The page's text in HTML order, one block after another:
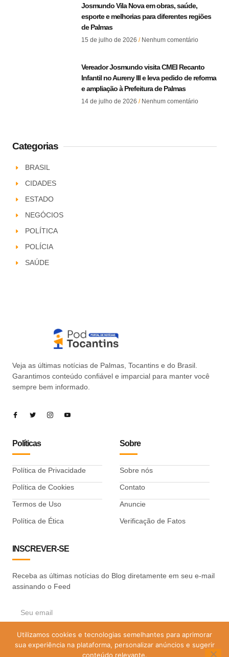
Josmundo Vila Nova em obras, saúde,
esporte e melhorias para diferentes regiões
de Palmas
15 de julho de 2026 Nenhum comentário
Vereador Josmundo visita CMEI Recanto
Infantil no Aureny III e leva pedido de reforma
e ampliação à Prefeitura de Palmas
14 de julho de 2026 Nenhum comentário
Categorias
BRASIL
CIDADES
ESTADO
NEGÓCIOS
POLÍTICA
POLÍCIA
SAÚDE
Veja as últimas notícias de Palmas, Tocantins e do Brasil.
Garantimos conteúdo confiável e imparcial para manter você
sempre bem informado.
Políticas
Política de Privacidade
Política de Cookies
Termos de Uso
Política de Ética
Sobre
Sobre nós
Contato
Anuncie
Verificação de Fatos
INSCREVER-SE
Receba as últimas notícias do Blog diretamente em seu e-mail
assinando o Feed
ASSINAR
Utilizamos cookies e tecnologias semelhantes para aprimorar
sua experiência na plataforma, personalizar anúncios e sugerir
conteúdo relevante.